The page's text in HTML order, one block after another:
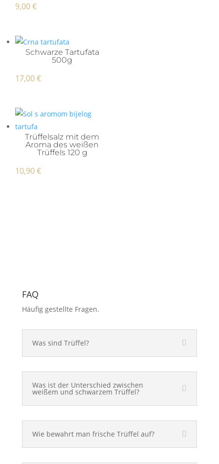
9,00€
Schwarze Tartufata
500g
17,00€
Trüffelsalz mit dem
Aroma des weißen
Trüffels 120 g
10,90€
FAQ
Häufig gestellte Fragen.
Was sind Trüffel?
Was ist der Unterschied zwischen
weißem und schwarzem Trüffel?
Wie bewahrt man frische Trüffel auf?